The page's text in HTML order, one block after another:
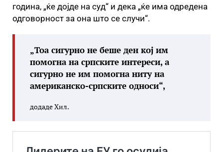
година, „ќе дојде на суд“ и дека „ќе има одредена
одговорност за она што се случи“.
„Тоа сигурно не беше ден кој им
помогна на српските интереси, а
сигурно не им помогна ниту на
американско-српските односи“,
додаде Хил.